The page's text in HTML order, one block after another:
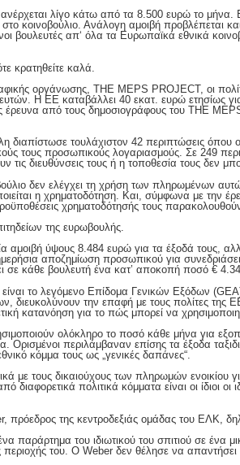
ανέρχεται λίγο κάτω από τα 8.500 ευρώ το
κοινοβούλιο. Ανάλογη αμοιβή προβλέπεται
βουλευτές απ‘ όλα τα Ευρωπαϊκά εθνικά
κρατηθείτε καλά.
οργάνωσης, THE MEPS PROJECT, οι
Η ΕΕ καταβάλλει 40 εκατ. ευρώ ετησίως
έρευνα από τους δημοσιογράφους του THE
διαπίστωσε τουλάχιστον 42 περιπτώσεις
τους προσωπικούς λογαριασμούς. Σε 249
διευθύνσεις τους ή η τοποθεσία τους δεν
δεν ελέγχει τη χρήση των πληρωμένων
η χρηματοδότηση. Και, σύμφωνα με την
χρηματοδότησής τους
της ευρωβουλής.
αμοιβή ύψους 8.484 ευρώ για τα έξοδά τους,
αποζημίωση προσωπικού για
σε κάθε βουλευτή ένα κατ’ αποκοπή ποσό €
το λεγόμενο Επίδομα Γενικών Εξόδων
την επαφή με τους πολίτες της
κατανόηση για το πώς μπορεί να
ολόκληρο το ποσό κάθε μήνα για
Ορισμένοι περιλάμβαναν επίσης τα έξοδα
κόμμα τους ως „γενικές δαπάνες“.
με τους δικαιούχους των πληρωμών ενοικίου
πολιτικά κόμματα είναι οι ίδιοι οι
πρόεδρος της κεντροδεξιάς ομάδας του ΕΛΚ,
παράρτημα του ιδιωτικού του σπιτιού σε ένα
περιοχής του. Ο Weber δεν θέλησε να απαντήσει